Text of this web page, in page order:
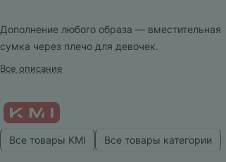
Дополнение любого образа — вместительная
сумка через плечо для девочек.
Все описание
Все товары KMI Все товары категории